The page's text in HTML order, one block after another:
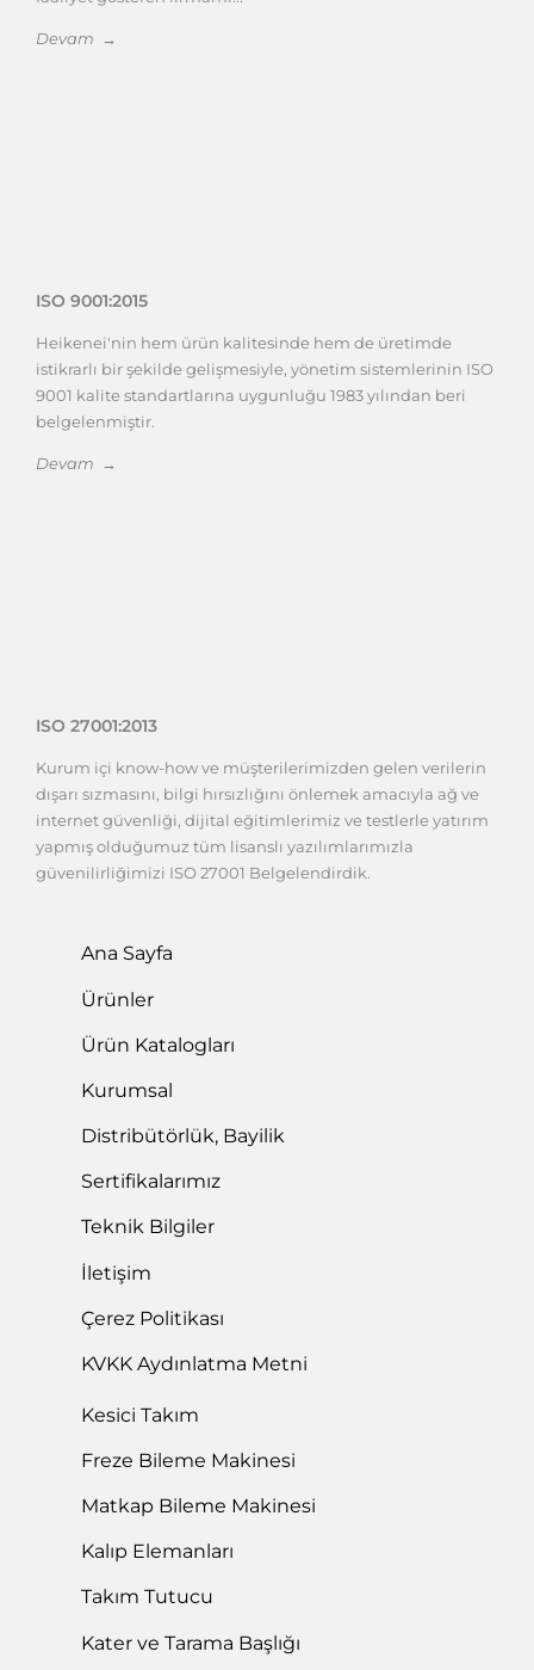
Devam →
ISO 9001:2015
Heikenei'nin hem ürün kalitesinde hem de üretimde
istikrarlı bir şekilde gelişmesiyle, yönetim sistemlerinin ISO
9001 kalite standartlarına uygunluğu 1983 yılından beri
belgelenmiştir.
Devam →
ISO 27001:2013
Kurum içi know-how ve müşterilerimizden gelen verilerin
dışarı sızmasını, bilgi hırsızlığını önlemek amacıyla ağ ve
internet güvenliği, dijital eğitimlerimiz ve testlerle yatırım
yapmış olduğumuz tüm lisanslı yazılımlarımızla
güvenilirliğimizi ISO 27001 Belgelendirdik.
Ana Sayfa
Ürünler
Ürün Katalogları
Kurumsal
Distribütörlük, Bayilik
Sertifikalarımız
Teknik Bilgiler
İletişim
Çerez Politikası
KVKK Aydınlatma Metni
Kesici Takım
Freze Bileme Makinesi
Matkap Bileme Makinesi
Kalıp Elemanları
Takım Tutucu
Kater ve Tarama Başlığı